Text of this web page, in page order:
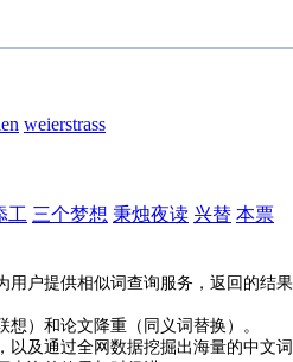
weierstrass
工 三个梦想 秉烛夜读 兴替 本票
用户提供相似词查询服务，返回的结果
）和论文降重（同义词替换）。
以及通过全网数据挖掘出海量的中文词